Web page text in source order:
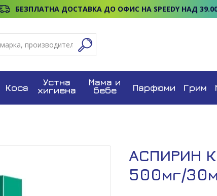
БЕЗПЛАТНА ДОСТАВКА ДО ОФИС НА SPEEDY НАД
Коса
Устна
хигиена
Мама и
бебе Парфюми Грим
АСПИРИН
500мг/